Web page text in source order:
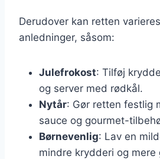
Derudover kan retten
anledninger, såsom:
Julefrokost: Tilføj
og server med rødkål.
Nytår: Gør retten festlig
sauce og gourmet-
Børnevenlig: Lav en
mindre krydderi og mere